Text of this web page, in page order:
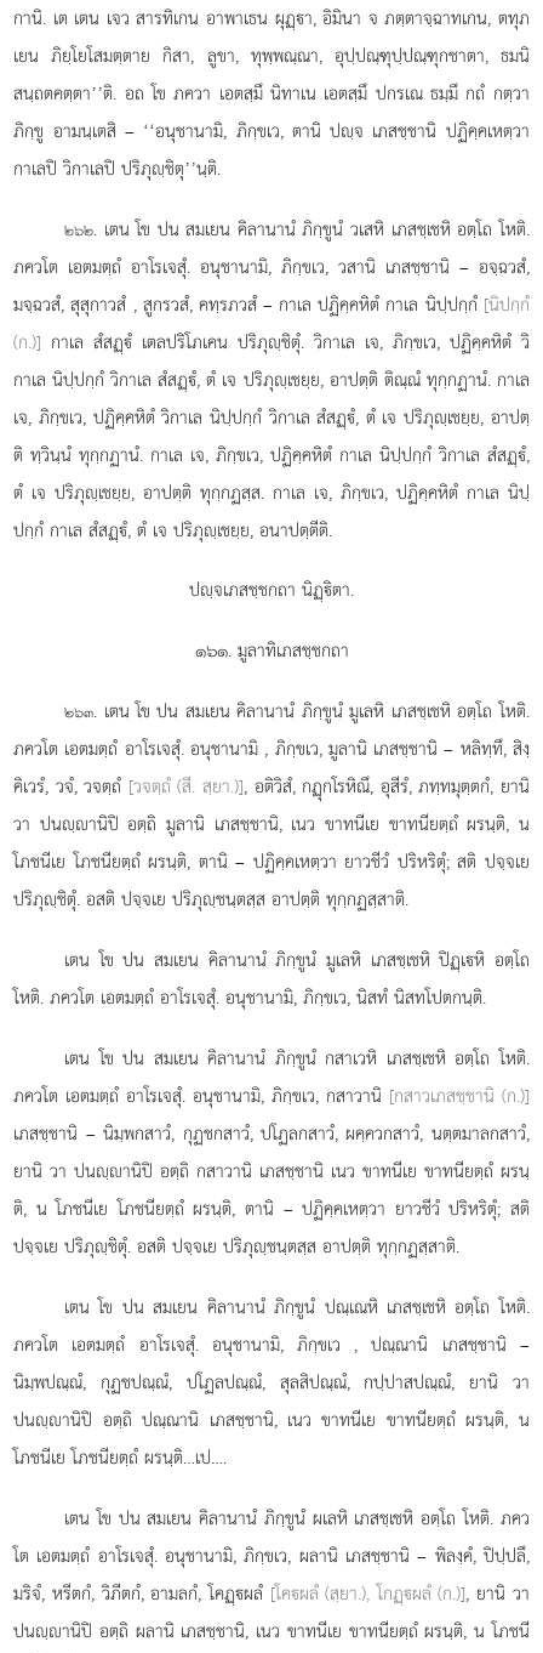
กานิ. เต เตน เจว สารทิเกน อาพาเธน ผุฏฺา, อิมินา จ ภตฺตาจฺฉาทเกน, ตทุภ
เยน ภิยฺโยโสมตฺตาย กิสา, ลูขา, ทุพฺพณฺณา, อุปฺปณฺฑุปฺปณฺฑุกชาตา, ธมนิ
สนฺถตคตฺตา’’ติ. อถ โข ภควา เอตสฺมึ นิทาเน เอตสฺมึ ปกรเณ ธมฺมึ กถํ กตฺวา
ภิกฺขู อามนฺเตสิ – ‘‘อนุชานามิ, ภิกฺขเว, ตานิ ปฺจ เภสชฺชานิ ปฏิคฺคเหตฺวา
กาเลปิ วิกาเลปิ ปริภุฺชิตุ’’นฺติ.
๒๖๒. เตนโข ปน สมเยน คิลานานํ ภิกฺขูนํ วเสหิ เภสชฺเชหิ อตฺโถ โหติ.
ภควโต เอตมตฺถํ อาโรเจสุํ. อนุชานามิ, ภิกฺขเว, วสานิ เภสชฺชานิ – อจฺฉวสํ,
มจฺฉวสํ, สุสุกาวสํ , สูกรวสํ, คทฺรภวสํ – กาเล ปฏิคฺคหิตํ กาเล นิปฺปกฺกํ [นิปกฺกํ
(ก.)] กาเล สํสฏฺํ เตลปริโภเคน ปริภุฺชิตุํ. วิกาเล เจ, ภิกฺขเว, ปฏิคฺคหิตํ วิ
กาเล นิปฺปกฺกํ วิกาเล สํสฏฺํ, ตํ เจ ปริภุฺเชยฺย, อาปตฺติ ติณฺณํ ทุกฺกฏานํ. กาเล
เจ, ภิกฺขเว, ปฏิคฺคหิตํ วิกาเล นิปฺปกฺกํ วิกาเล สํสฏฺํ, ตํ เจ ปริภุฺเชยฺย, อาปตฺ
ติ ทฺวินฺนํ ทุกฺกฏานํ. กาเล เจ, ภิกฺขเว, ปฏิคฺคหิตํ กาเล นิปฺปกฺกํ วิกาเล สํสฏฺํ,
ตํ เจ ปริภุฺเชยฺย, อาปตฺติ ทุกฺกฏสฺส. กาเล เจ, ภิกฺขเว, ปฏิคฺคหิตํ กาเล นิปฺ
ปกฺกํ กาเล สํสฏฺํ, ตํ เจ ปริภุฺเชยฺย, อนาปตฺตีติ.
ปฺจเภสชฺชกถา นิฏฺิตา.
๑๖๑. มูลาทิเภสชฺชกถา
๒๖๓. เตน โข ปน สมเยน คิลานานํ ภิกฺขูนํ มูเลหิ เภสชฺเชหิ อตฺโถ โหติ.
ภควโต เอตมตฺถํ อาโรเจสุํ. อนุชานามิ, ภิกฺขเว, มูลานิ เภสชฺชานิ – หลิทฺทึ, สิงฺ
คิเวรํ, วจํ, วจตฺถํ [วจตฺถํ (สี. สฺยา.)], อติวิสํ, กฏุกโรหิณึ, อุสีรํ, ภทฺทมุตฺตกํ, ยานิ
วา ปนฺานิปิ อตฺถิ มูลานิ เภสชฺชานิ, เนว ขาทนีเย ขาทนียตฺถํ ผรนฺติ, น
โภชนีเย โภชนียตฺถํ ผรนฺติ, ตานิ – ปฏิคฺคเหตฺวา ยาวชีวํ ปริหริตุํ; สติ ปจฺจเย
ปริภุฺชิตุํ. อสติ ปจฺจเย ปริภุฺชนฺตสฺส อาปตฺติ ทุกฺกฏสฺสาติ.
เตน โข ปน สมเยน คิลานานํ ภิกฺขูนํ มูเลหิ เภสชฺเชหิ ปิฏฺเหิ อตฺโถ
โหติ. ภควโต เอตมตฺถํ อาโรเจสุํ. อนุชานามิ, ภิกฺขเว, นิสทํ นิสทโปตกนฺติ.
เตน โข ปน สมเยน คิลานานํ ภิกฺขูนํ กสาเวหิ เภสชฺเชหิ อตฺโถ โหติ.
ภควโต เอตมตฺถํ อาโรเจสุํ. อนุชานามิ, ภิกฺขเว, กสาวานิ [กสาวเภสชฺชานิ (ก.)]
เภสชฺชานิ – นิมฺพกสาวํ, กุฏชกสาวํ, ปโฏลกสาวํ, ผคฺควกสาวํ, นตฺตมาลกสาวํ,
ยานิ วา ปนฺานิปิ อตฺถิ กสาวานิ เภสชฺชานิ เนว ขาทนีเย ขาทนียตฺถํ ผรนฺ
ติ, น โภชนีเย โภชนียตฺถํ ผรนฺติ, ตานิ – ปฏิคฺคเหตฺวา ยาวชีวํ ปริหริตุํ; สติ
ปจฺจเย ปริภุฺชิตุํ. อสติ ปจฺจเย ปริภุฺชนฺตสฺส อาปตฺติ ทุกฺกฏสฺสาติ.
เตน โข ปน สมเยน คิลานานํ ภิกฺขูนํ ปณฺเณหิ เภสชฺเชหิ อตฺโถ โหติ.
ภควโต เอตมตฺถํ อาโรเจสุํ. อนุชานามิ, ภิกฺขเว , ปณฺณานิ เภสชฺชานิ –
นิมฺพปณฺณํ, กุฏชปณฺณํ, ปโฏลปณฺณํ, สุลสิปณฺณํ, กปฺปาสปณฺณํ, ยานิ วา
ปนฺานิปิ อตฺถิ ปณฺณานิ เภสชฺชานิ, เนว ขาทนีเย ขาทนียตฺถํ ผรนฺติ, น
โภชนีเย โภชนียตฺถํ ผรนฺติ…เป….
เตนโข ปน สมเยน คิลานานํ ภิกฺขูนํ ผเลหิ เภสชฺเชหิ อตฺโถ โหติ. ภคว
โต เอตมตฺถํ อาโรเจสุํ. อนุชานามิ, ภิกฺขเว, ผลานิ เภสชฺชานิ – พิลงฺคํ, ปิปฺปลึ,
มริจํ, หรีตกํ, วิภีตกํ, อามลกํ, โคฏฺผลํ [โคผลํ (สฺยา.), โกฏฺผลํ (ก.)], ยานิ วา
ปนฺานิปิ อตฺถิ ผลานิ เภสชฺชานิ, เนว ขาทนีเย ขาทนียตฺถํ ผรนฺติ, น โภชนี